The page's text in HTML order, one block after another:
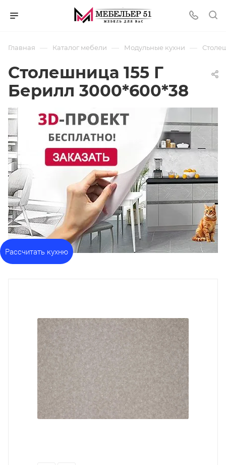
Главная — Каталог мебели — Модульные кухни —
Столешница 155 Г
Берилл 3000*600*38
Рассчитать кухню